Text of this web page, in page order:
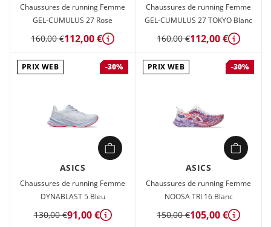
Chaussures de running Femme
GEL-CUMULUS 27 Rose
160,00 €112,00 € Détails
Chaussures de running Femme
GEL-CUMULUS 27 TOKYO Blanc
160,00 €112,00 € Détails
PRIX WEB -30%
ASICS
Chaussures de running Femme
DYNABLAST 5 Bleu
130,00 €91,00 € Détails
PRIX WEB -30%
ASICS
Chaussures de running Femme
NOOSA TRI 16 Blanc
150,00 €105,00 € Détails